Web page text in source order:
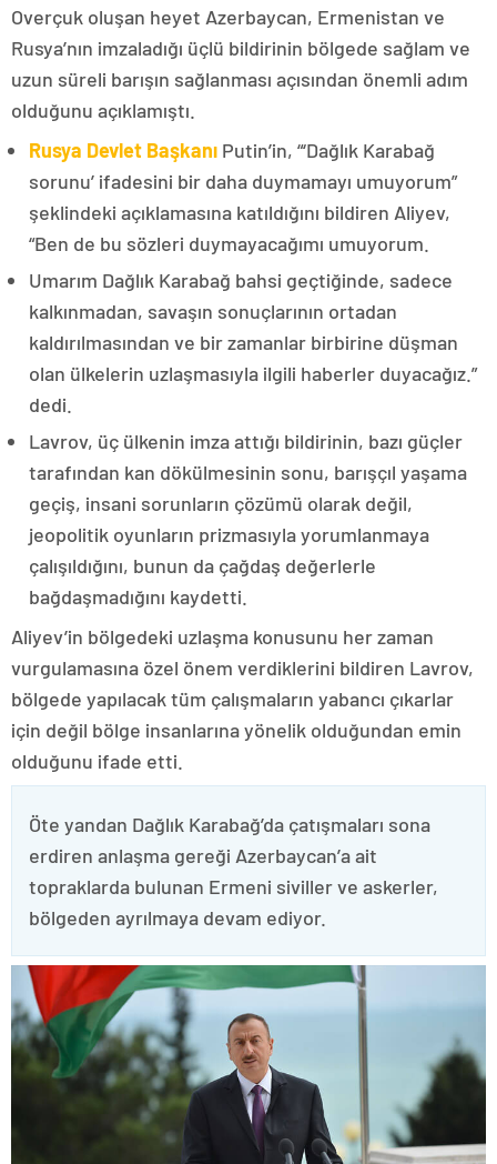
Overçuk oluşan heyet Azerbaycan, Ermenistan ve
Rusya’nın imzaladığı üçlü bildirinin bölgede sağlam ve
uzun süreli barışın sağlanması açısından önemli adım
olduğunu açıklamıştı.
Rusya Devlet Başkanı Putin’in, “‘Dağlık Karabağ
sorunu’ ifadesini bir daha duymamayı umuyorum”
şeklindeki açıklamasına katıldığını bildiren Aliyev,
“Ben de bu sözleri duymayacağımı umuyorum.
Umarım Dağlık Karabağ bahsi geçtiğinde, sadece
kalkınmadan, savaşın sonuçlarının ortadan
kaldırılmasından ve bir zamanlar birbirine düşman
olan ülkelerin uzlaşmasıyla ilgili haberler duyacağız.”
dedi.
Lavrov, üç ülkenin imza attığı bildirinin, bazı güçler
tarafından kan dökülmesinin sonu, barışçıl yaşama
geçiş, insani sorunların çözümü olarak değil,
jeopolitik oyunların prizmasıyla yorumlanmaya
çalışıldığını, bunun da çağdaş değerlerle
bağdaşmadığını kaydetti.
Aliyev’in bölgedeki uzlaşma konusunu her zaman
vurgulamasına özel önem verdiklerini bildiren Lavrov,
bölgede yapılacak tüm çalışmaların yabancı çıkarlar
için değil bölge insanlarına yönelik olduğundan emin
olduğunu ifade etti.
Öte yandan Dağlık Karabağ’da çatışmaları sona
erdiren anlaşma gereği Azerbaycan’a ait
topraklarda bulunan Ermeni siviller ve askerler,
bölgeden ayrılmaya devam ediyor.